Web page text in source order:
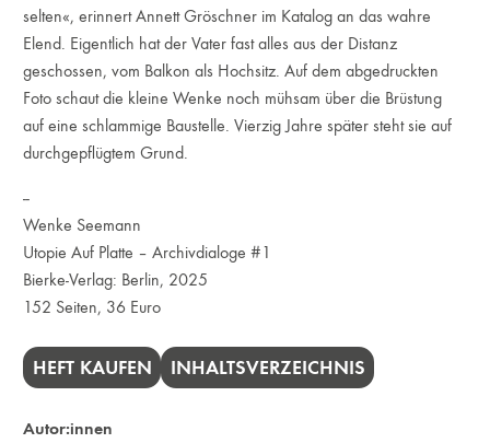
selten«, erinnert Annett Gröschner im Katalog an das wahre
Elend. Eigentlich hat der Vater fast alles aus der Distanz
geschossen, vom Balkon als Hochsitz. Auf dem abgedruckten
Foto schaut die kleine Wenke noch mühsam über die Brüstung
auf eine schlammige Baustelle. Vierzig Jahre später steht sie auf
durchgepflügtem Grund.
--
Wenke Seemann
Utopie Auf Platte – Archivdialoge #1
Bierke-Verlag: Berlin, 2025
152 Seiten, 36 Euro
HEFT KAUFEN INHALTSVERZEICHNIS
Autor:innen